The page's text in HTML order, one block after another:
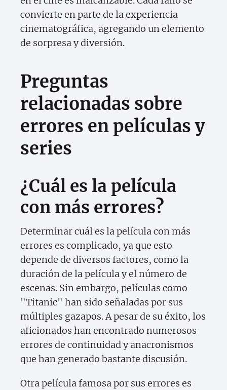
convierte en parte de la experiencia
cinematográfica, agregando un elemento
de sorpresa y diversión.
Preguntas
relacionadas sobre
errores en películas y
series
¿Cuál es la película
con más errores?
Determinar cuál es la película con más
errores es complicado, ya que esto
depende de diversos factores, como la
duración de la película y el número de
escenas. Sin embargo, películas como
"Titanic" han sido señaladas por sus
múltiples gazapos. A pesar de su éxito, los
aficionados han encontrado numerosos
errores de continuidad y anacronismos
que han generado bastante discusión.
Otra película famosa por sus errores es